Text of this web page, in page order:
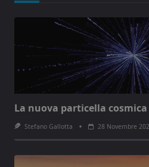
La nuova particella
Stefano Gallotta 28 Novembre